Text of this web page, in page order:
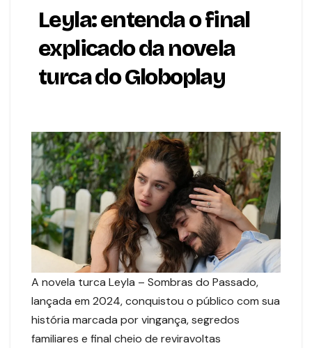
Leyla: entenda o final
explicado da novela
turca do Globoplay
A novela turca Leyla – Sombras do Passado,
lançada em 2024, conquistou o público com sua
história marcada por vingança, segredos
familiares e final cheio de reviravoltas